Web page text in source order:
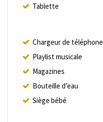
Tablette
Chargeur de téléphone
Playlist musicale
Magazines
Bouteille d’eau
Siège bébé